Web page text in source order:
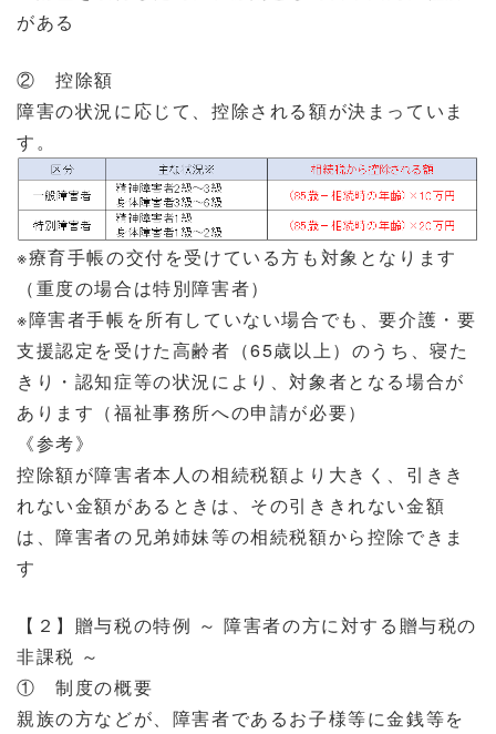
がある
② 控除額
障害の状況に応じて、控除される額が決まっていま
す。
※療育手帳の交付を受けている方も対象となります
（重度の場合は特別障害者）
※障害者手帳を所有していない場合でも、要介護・要
支援認定を受けた高齢者（65歳以上）のうち、寝た
きり・認知症等の状況により、対象者となる場合が
あります（福祉事務所への申請が必要）
《参考》
控除額が障害者本人の相続税額より大きく、引きき
れない金額があるときは、 その引ききれない金額
は、障害者の兄弟姉妹等の相続税額から控除できま
す
【２】贈与税の特例 ～ 障害者の方に対する贈与税の
非課税 ～
① 制度の概要
親族の方などが、障害者であるお子様等に金銭等を